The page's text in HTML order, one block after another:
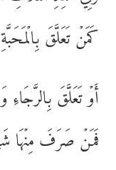
كَمَنۡ تَعَلَّقَ
أَوۡ تَعَلَّقَ
فَمَنۡ صَرَفَ مِنۡهَا